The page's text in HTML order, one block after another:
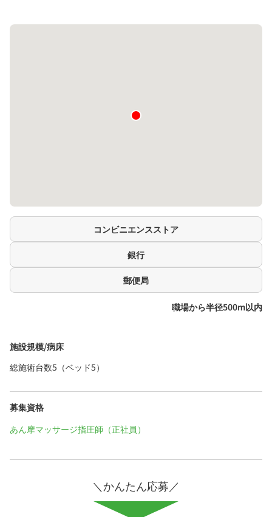
コンビニエンスストア
銀行
郵便局
職場から半径500m以内
施設規模/病床
総施術台数5（ベッド5）
募集資格
あん摩マッサージ指圧師（正社員）
＼かんたん応募／